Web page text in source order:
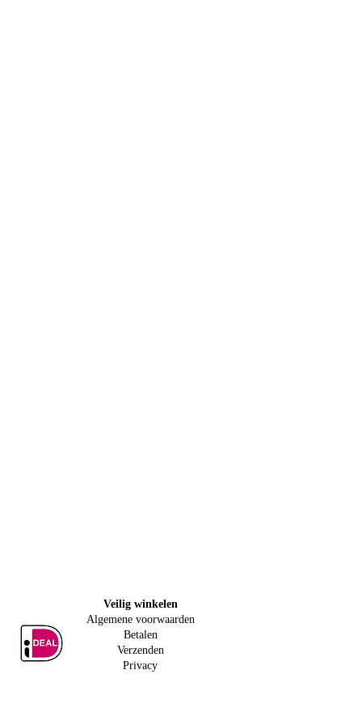
Veilig winkelen
Algemene voorwaarden
Betalen
Verzenden
Privacy